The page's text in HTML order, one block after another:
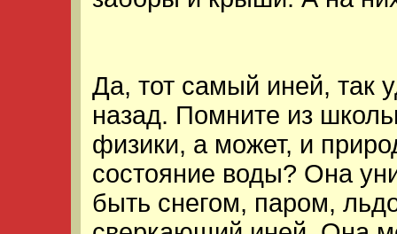
Да, тот самый иней, так
назад. Помните из
физики, а может, и
состояние воды? Она
быть снегом, паром,